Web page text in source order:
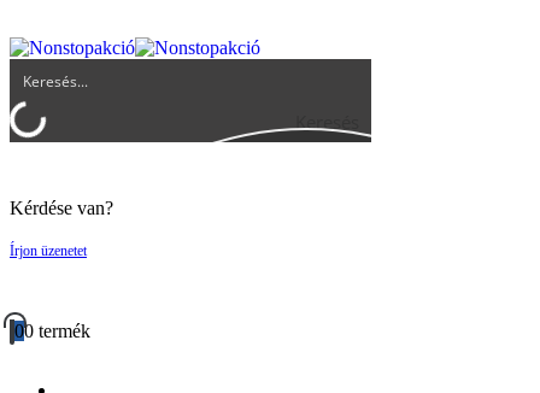
Keresés
Kérdése van?
Írjon üzenetet
00 termék